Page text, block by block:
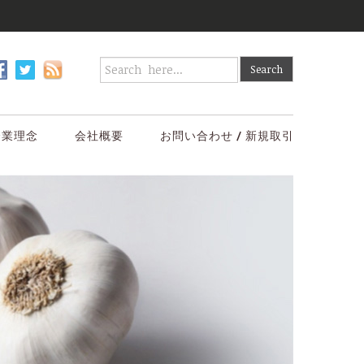
理念 会社概要 お問い合わせ / 新規取引